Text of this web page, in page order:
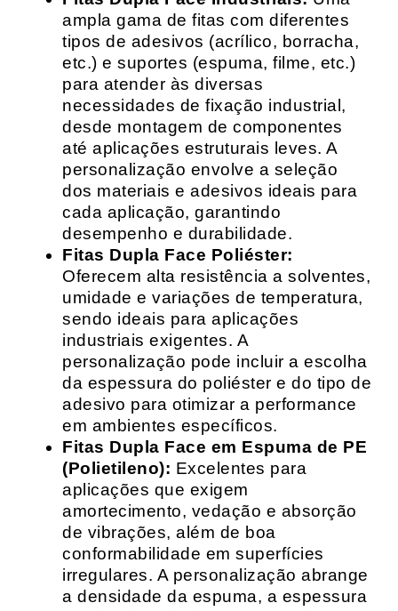
ampla gama de fitas com diferentes
tipos de adesivos (acrílico, borracha,
etc.) e suportes (espuma, filme, etc.)
para atender às diversas
necessidades de fixação industrial,
desde montagem de componentes
até aplicações estruturais leves. A
personalização envolve a seleção
dos materiais e adesivos ideais para
cada aplicação, garantindo
desempenho e durabilidade.
Fitas Dupla Face Poliéster:
Oferecem alta resistência a solventes,
umidade e variações de temperatura,
sendo ideais para aplicações
industriais exigentes. A
personalização pode incluir a escolha
da espessura do poliéster e do tipo de
adesivo para otimizar a performance
em ambientes específicos.
Fitas Dupla Face em Espuma de PE
(Polietileno): Excelentes para
aplicações que exigem
amortecimento, vedação e absorção
de vibrações, além de boa
conformabilidade em superfícies
irregulares. A personalização abrange
a densidade da espuma, a espessura